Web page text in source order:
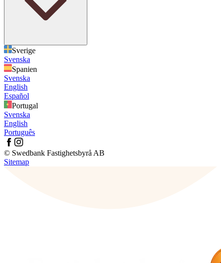
Sverige
Svenska
Spanien
Svenska
English
Español
Portugal
Svenska
English
Português
© Swedbank Fastighetsbyrå AB
Sitemap